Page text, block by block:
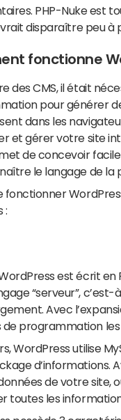
PHP-Nuke est
disparaître peu à
fonctionne
des CMS, il était
pour générer
dans les
et gérer votre site
de concevoir
le langage de la
fonctionner
:
est écrit en
“serveur”,
Avec
de programmation les
WordPress utilise
d’informations.
de votre site,
toutes les